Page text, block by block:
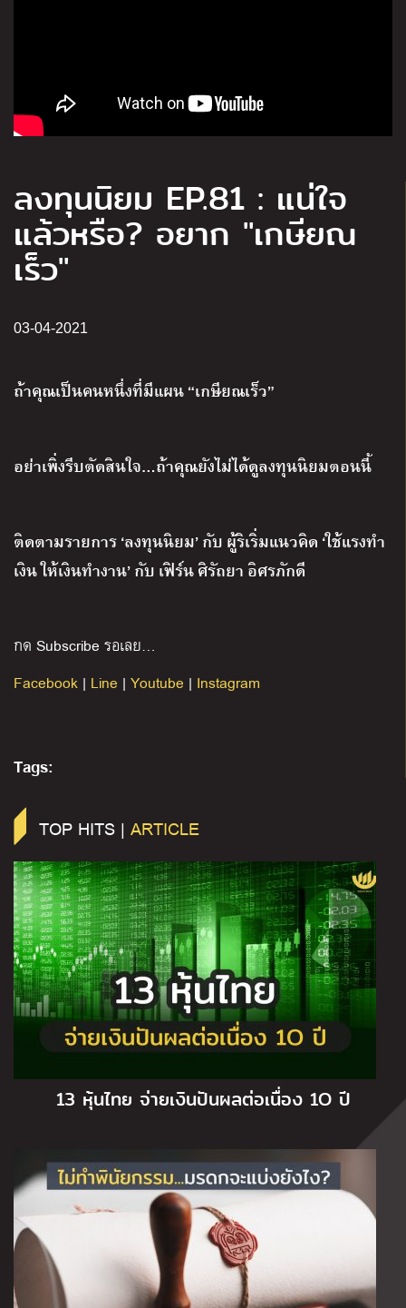
ลงทุนนิยม EP.81 : แน่ใจ
แล้วหรือ? อยาก "เกษียณ
เร็ว"
03-04-2021
ถ้าคุณเป็นคนหนึ่งที่มีแผน “เกษียณเร็ว”
อย่าเพิ่งรีบตัดสินใจ…ถ้าคุณยังไม่ได้ดูลงทุนนิยมตอนนี้
ติดตามรายการ ‘ลงทุนนิยม’ กับ ผู้ริเริ่มแนวคิด ‘ใช้แรงทำ
เงิน ให้เงินทำงาน’ กับ เฟิร์น ศิรัถยา อิศรภักดี
กด Subscribe รอเลย…
Facebook | Line | Youtube | Instagram
Tags:
TOP HITS | ARTICLE
13 หุ้นไทย จ่ายเงินปันผลต่อเนื่อง 1O ปี